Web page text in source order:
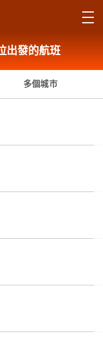
出發的航班
多個城市